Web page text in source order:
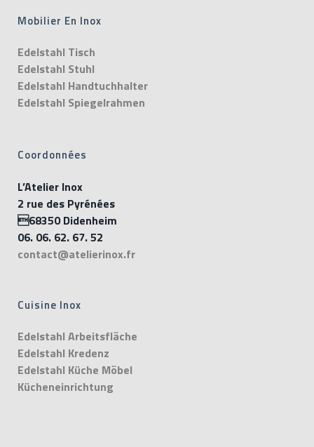
Mobilier En Inox
Edelstahl Tisch
Edelstahl Stuhl
Edelstahl Handtuchhalter
Edelstahl Spiegelrahmen
Coordonnées
L’Atelier Inox
2 rue des Pyrénées
68350 Didenheim
06. 06. 62. 67. 52
contact@atelierinox.fr
Cuisine Inox
Edelstahl Arbeitsfläche
Edelstahl Kredenz
Edelstahl Küche Möbel
Kücheneinrichtung